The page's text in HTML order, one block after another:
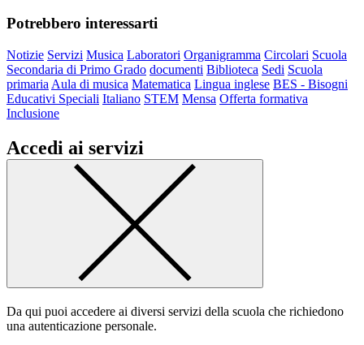
Potrebbero interessarti
Notizie Servizi Musica Laboratori Organigramma Circolari Scuola
Secondaria di Primo Grado documenti Biblioteca Sedi Scuola
primaria Aula di musica Matematica Lingua inglese BES - Bisogni
Educativi Speciali Italiano STEM Mensa Offerta formativa
Inclusione
Accedi ai servizi
Da qui puoi accedere ai diversi servizi della scuola che richiedono
una autenticazione personale.